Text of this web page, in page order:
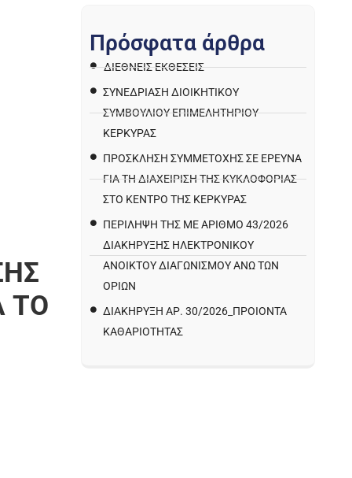
ΤΟ
Πρόσφατα άρθρα
ΔΙΕΘΝΕΙΣ ΕΚΘΕΣΕΙΣ
ΣΥΝΕΔΡΙΑΣΗ ΔΙΟΙΚΗΤΙΚΟΥ
ΣΥΜΒΟΥΛΙΟΥ ΕΠΙΜΕΛΗΤΗΡΙΟΥ
ΚΕΡΚΥΡΑΣ
ΠΡΌΣΚΛΗΣΗ ΣΥΜΜΕΤΟΧΉΣ ΣΕ ΈΡΕΥΝΑ
ΓΙΑ ΤΗ ΔΙΑΧΕΊΡΙΣΗ ΤΗΣ ΚΥΚΛΟΦΟΡΊΑΣ
ΣΤΟ ΚΈΝΤΡΟ ΤΗΣ ΚΈΡΚΥΡΑΣ
ΠΕΡΙΛΗΨΗ ΤΗΣ ΜΕ ΑΡΙΘΜΟ 43/2026
ΔΙΑΚΗΡΥΞΗΣ ΗΛΕΚΤΡΟΝΙΚΟΥ
ΑΝΟΙΚΤΟΥ ΔΙΑΓΩΝΙΣΜΟΥ ΑΝΩ ΤΩΝ
ΟΡΙΩΝ
ΔΙΑΚΉΡΥΞΗ ΑΡ. 30/2026_ΠΡΟΙΌΝΤΑ
ΚΑΘΑΡΙΌΤΗΤΑΣ